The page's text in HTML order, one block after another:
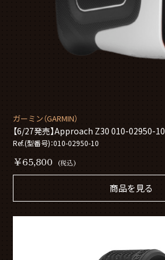
ガーミン（GARMIN）
【6/27発売】Approach Z30 010-02950-10
Ref.(型番号)：010-02950-10
￥65,800 (税込)
商品を見る